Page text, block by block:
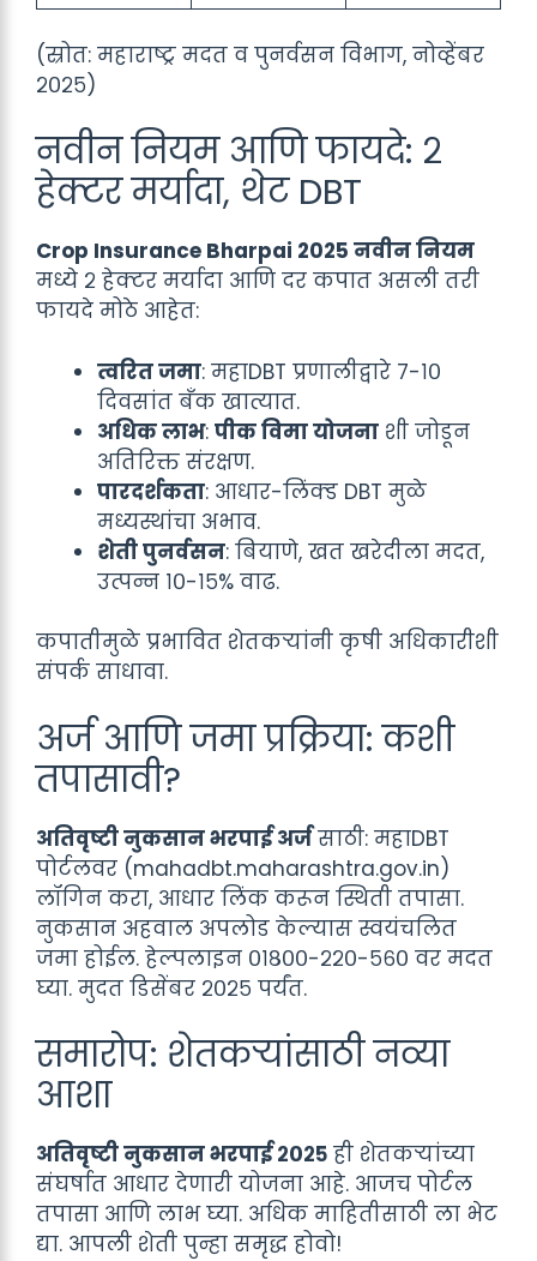
(स्रोत: महाराष्ट्र मदत व पुनर्वसन विभाग, नोव्हेंबर
२०२५)
नवीन नियम आणि फायदे: २
हेक्टर मर्यादा, थेट DBT
Crop Insurance Bharpai 2025 नवीन नियम
मध्ये २ हेक्टर मर्यादा आणि दर कपात असली तरी
फायदे मोठे आहेत:
त्वरित जमा: महाDBT प्रणालीद्वारे ७-१०
दिवसांत बँक खात्यात.
अधिक लाभ: पीक विमा योजना शी जोडून
अतिरिक्त संरक्षण.
पारदर्शकता: आधार-लिंक्ड DBT मुळे
मध्यस्थांचा अभाव.
शेती पुनर्वसन: बियाणे, खत खरेदीला मदत,
उत्पन्न १०-१५% वाढ.
कपातीमुळे प्रभावित शेतकऱ्यांनी कृषी अधिकारीशी
संपर्क साधावा.
अर्ज आणि जमा प्रक्रिया: कशी
तपासावी?
अतिवृष्टी नुकसान भरपाई अर्जसाठी: महाDBT
पोर्टलवर (mahadbt.maharashtra.gov.in)
लॉगिन करा, आधार लिंक करून स्थिती तपासा.
नुकसान अहवाल अपलोड केल्यास स्वयंचलित
जमा होईल. हेल्पलाइन ०१८००-२२०-५६० वर मदत
घ्या. मुदत डिसेंबर २०२५ पर्यंत.
समारोप: शेतकऱ्यांसाठी नव्या
आशा
अतिवृष्टी नुकसान भरपाई २०२५ ही शेतकऱ्यांच्या
संघर्षात आधार देणारी योजना आहे. आजच पोर्टल
तपासा आणि लाभ घ्या. अधिक माहितीसाठी ला भेट
द्या. आपली शेती पुन्हा समृद्ध होवो!